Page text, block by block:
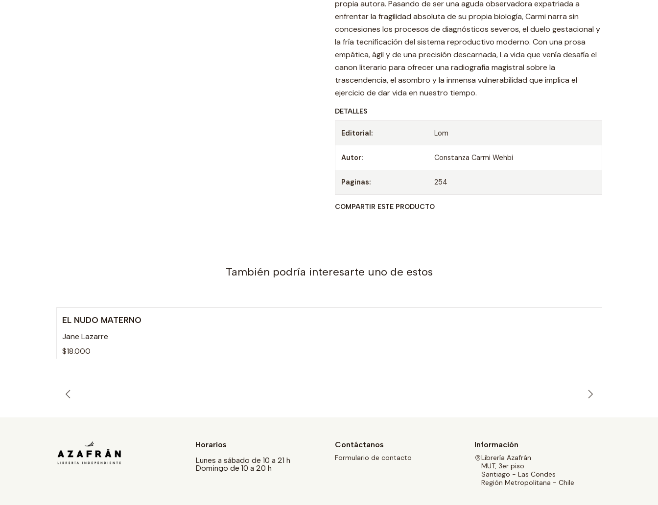
propia autora. Pasando de ser una aguda observadora expatriada a
enfrentar la fragilidad absoluta de su propia biología, Carmi narra sin
concesiones los procesos de diagnósticos severos, el duelo gestacional y
la fría tecnificación del sistema reproductivo moderno. Con una prosa
empática, ágil y de una precisión descarnada, La vida que venía desafía el
canon literario para ofrecer una radiografía magistral sobre la
trascendencia, el asombro y la inmensa vulnerabilidad que implica el
ejercicio de dar vida en nuestro tiempo.
DETALLES
Editorial: Lom
Autor: Constanza Carmi Wehbi
Paginas: 254
COMPARTIR ESTE PRODUCTO
También podría interesarte uno de estos
EL NUDO MATERNO
Jane Lazarre
$18.000
Horarios
Lunes a sábado de 10 a 21 h
Domingo de 10 a 20 h
Contáctanos
Formulario de contacto
Información
Librería Azafrán
MUT, 3er piso
Santiago - Las Condes
Región Metropolitana - Chile